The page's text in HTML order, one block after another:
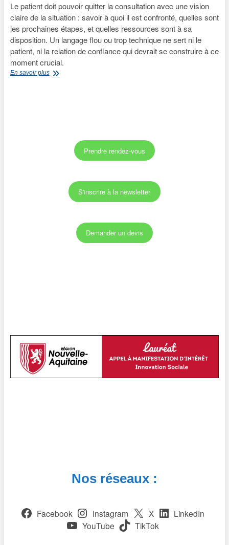
Le patient doit pouvoir quitter la consultation avec une vision
claire de la situation : savoir à quoi il est confronté, quelles sont
les prochaines étapes, et quelles ressources sont à sa
disposition. Un langage flou ou trop technique ne sert ni le
patient, ni la relation de confiance qui devrait se construire à ce
moment crucial.
En savoir plusDire
Prendre rendez-vous
S'inscrire à la newsletter
Demander un devis
Nos réseaux :
Facebook Instagram X
LinkedIn
YouTube
TikTok